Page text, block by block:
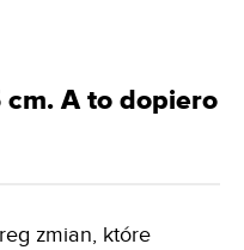
cm. A to dopiero
zmian, które